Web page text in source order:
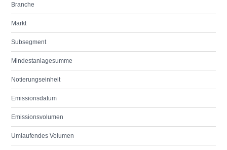
Branche
Markt
Subsegment
Mindestanlagesumme
Notierungseinheit
Emissionsdatum
Emissionsvolumen
Umlaufendes Volumen